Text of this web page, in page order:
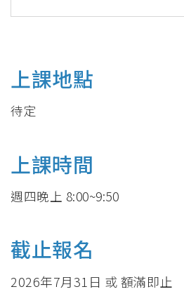
上課地點
待定
上課時間
週四晚上 8:00~9:50
截止報名
2026年7月31日 或 額滿即止